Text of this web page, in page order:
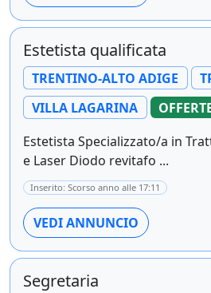
Estetista qualificata
TRENTINO-ALTO ADIGE
VILLA LAGARINA
Estetista Specializzato/a in
e Laser Diodo revitafo ...
Inserito: Scorso anno alle 17:11
VEDI ANNUNCIO
Segretaria